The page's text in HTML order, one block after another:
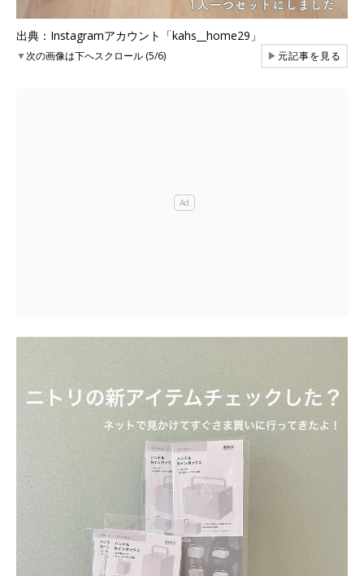
出典：Instagramアカウント「kahs__home29」
▼次の画像は下へスクロール (5/6) ▶元記事を見る